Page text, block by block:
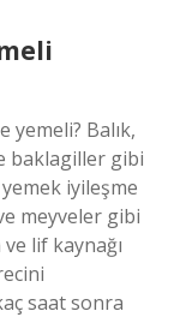
yemeli? Balık,
baklagiller gibi
iyileşme
meyveler gibi
lif kaynağı
saat sonra